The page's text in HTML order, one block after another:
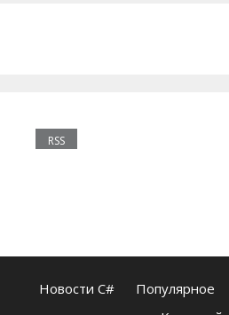
RSS
Новости C# Популярное